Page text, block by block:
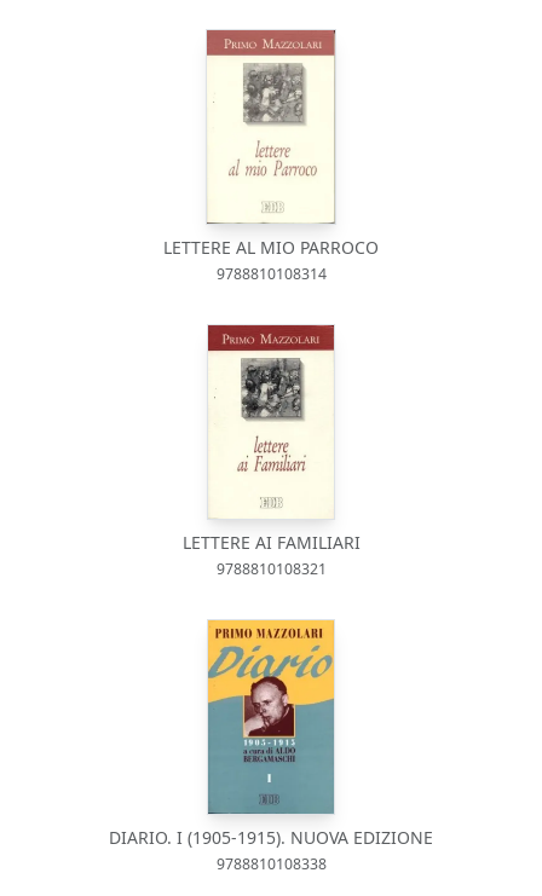
LETTERE AL MIO PARROCO
9788810108314
LETTERE AI FAMILIARI
9788810108321
DIARIO. I (1905-1915). NUOVA EDIZIONE
9788810108338